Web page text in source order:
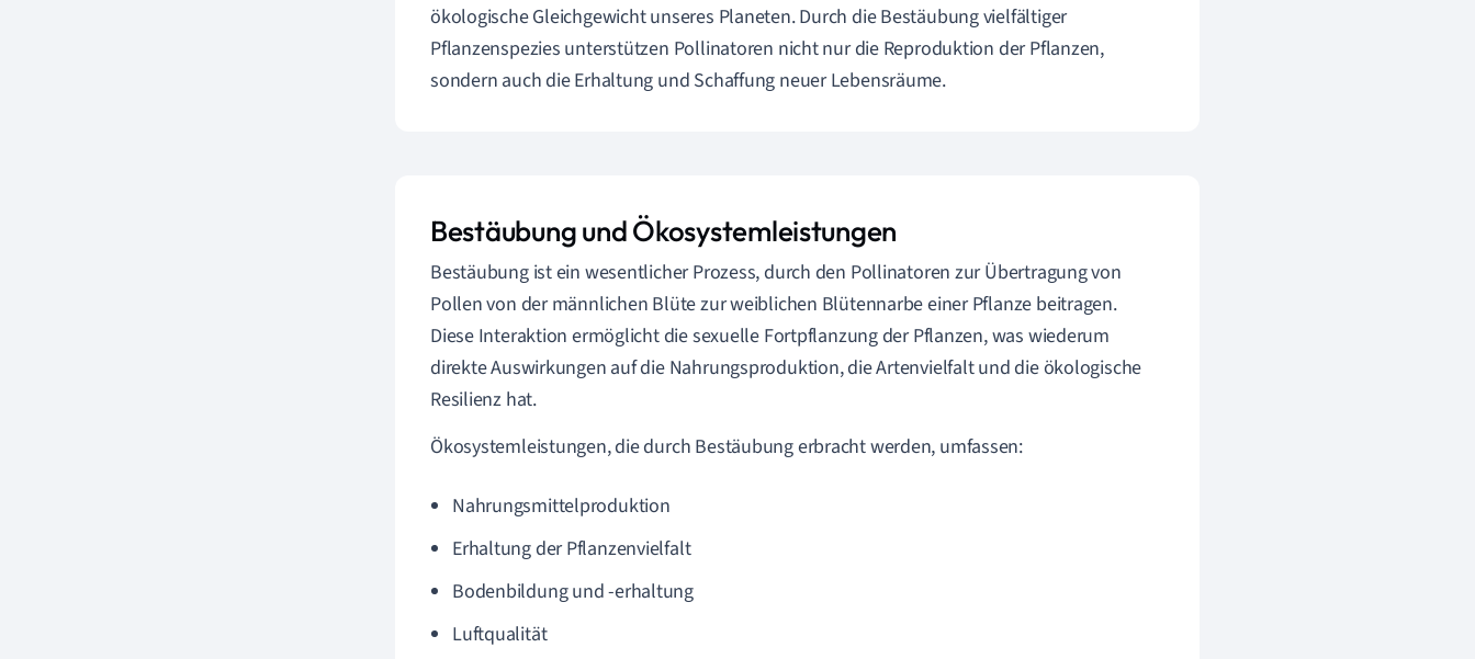
ökologische Gleichgewicht unseres Planeten. Durch die Bestäubung vielfältiger
Pflanzenspezies unterstützen Pollinatoren nicht nur die Reproduktion der Pflanzen,
sondern auch die Erhaltung und Schaffung neuer Lebensräume.
Bestäubung und Ökosystemleistungen
Bestäubung ist ein wesentlicher Prozess, durch den Pollinatoren zur Übertragung von
Pollen von der männlichen Blüte zur weiblichen Blütennarbe einer Pflanze beitragen.
Diese Interaktion ermöglicht die sexuelle Fortpflanzung der Pflanzen, was wiederum
direkte Auswirkungen auf die Nahrungsproduktion, die Artenvielfalt und die ökologische
Resilienz hat.
Ökosystemleistungen, die durch Bestäubung erbracht werden, umfassen:
Nahrungsmittelproduktion
Erhaltung der Pflanzenvielfalt
Bodenbildung und -erhaltung
Luftqualität